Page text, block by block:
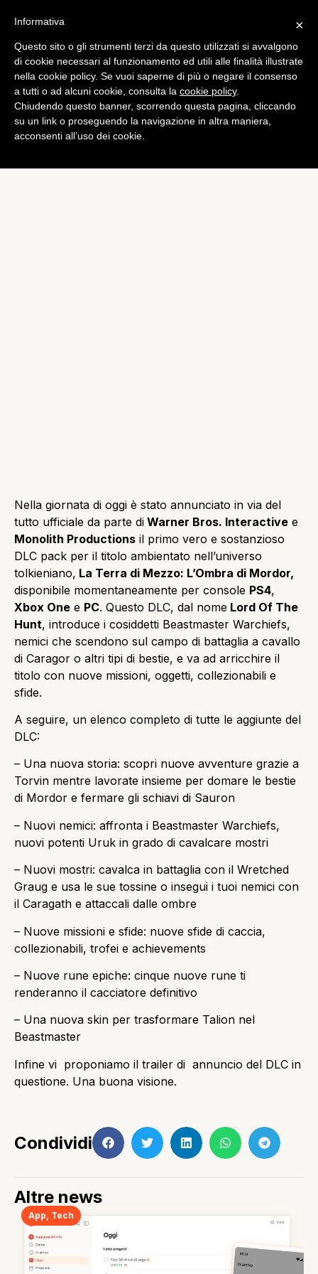
Games
La Terra di Mezzo: L’Ombra
di Mordor, disponibile il DLC
“Lord Of The Hunt”
diMarco Simile
Nella giornata di oggi è stato annunciato in via del
tutto ufficiale da parte di Warner Bros. Interactive e
Monolith Productions il primo vero e sostanzioso
DLC pack per il titolo ambientato nell’universo
tolkieniano, La Terra di Mezzo: L’Ombra di Mordor,
disponibile momentaneamente per console PS4,
Xbox One e PC. Questo DLC, dal nome Lord Of The
Hunt, introduce i cosiddetti Beastmaster Warchiefs,
nemici che scendono sul campo di battaglia a cavallo
di Caragor o altri tipi di bestie, e va ad arricchire il
titolo con nuove missioni, oggetti, collezionabili e
sfide.
A seguire, un elenco completo di tutte le aggiunte del
DLC:
– Una nuova storia: scopri nuove avventure grazie a
Torvin mentre lavorate insieme per domare le bestie
di Mordor e fermare gli schiavi di Sauron
– Nuovi nemici: affronta i Beastmaster Warchiefs,
nuovi potenti Uruk in grado di cavalcare mostri
– Nuovi mostri: cavalca in battaglia con il Wretched
Graug e usa le sue tossine o insegui i tuoi nemici con
il Caragath e attaccali dalle ombre
– Nuove missioni e sfide: nuove sfide di caccia,
collezionabili, trofei e achievements
– Nuove rune epiche: cinque nuove rune ti
renderanno il cacciatore definitivo
– Una nuova skin per trasformare Talion nel
Beastmaster
Infine vi proponiamo il trailer di annuncio del DLC in
questione. Una buona visione.
Condividi
Altre news
App, Tech
×
Informativa
Questo sito o gli strumenti terzi da questo utilizzati si avvalgono
di cookie necessari al funzionamento ed utili alle finalità illustrate
nella cookie policy. Se vuoi saperne di più o negare il consenso
a tutti o ad alcuni cookie, consulta la cookie policy.
Chiudendo questo banner, scorrendo questa pagina, cliccando
su un link o proseguendo la navigazione in altra maniera,
acconsenti all’uso dei cookie.